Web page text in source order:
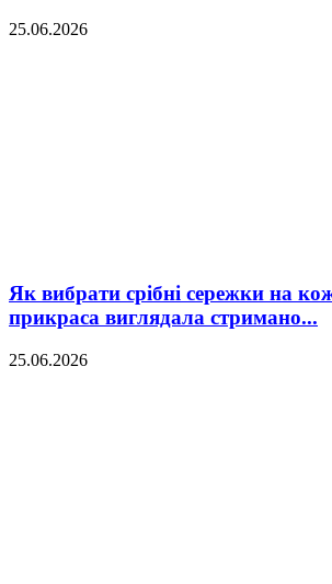
25.06.2026
Як вибрати срібні сережки на
прикраса виглядала стримано...
25.06.2026